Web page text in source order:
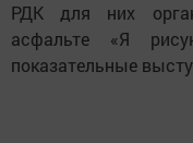
РДК для них
асфальте «Я
показательные